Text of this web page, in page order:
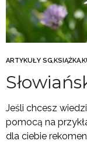
ARTYKUŁY SG,KSIĄŻKA,
Jeśli chcesz
pomocą na
dla ciebie